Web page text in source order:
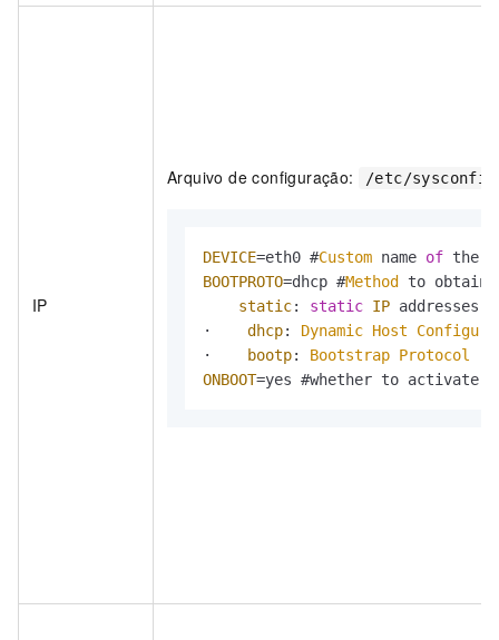
IP
Arquivo de configuração: /etc/
DEVICE=eth0 #Custom name of the
BOOTPROTO=dhcp #Method to obtain
static: static IP addresses
· dhcp: Dynamic Host
·
bootp: Bootstrap Protocol
ONBOOT=yes #whether to activate